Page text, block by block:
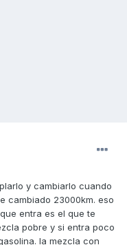
y cambiarlo cuando
cambiado 23000km. eso
entra es el que te
pobre y si entra poco
la mezcla con